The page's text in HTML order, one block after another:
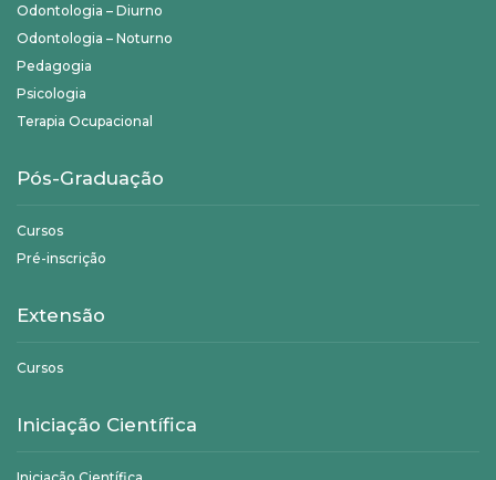
Odontologia – Diurno
Odontologia – Noturno
Pedagogia
Psicologia
Terapia Ocupacional
Pós-Graduação
Cursos
Pré-inscrição
Extensão
Cursos
Iniciação Científica